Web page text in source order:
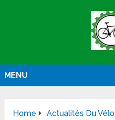
MENU
Home
Actualités Du Vélo